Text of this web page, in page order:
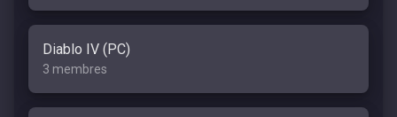
Diablo IV (PC)
3 membres